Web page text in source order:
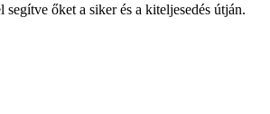
őket a siker és a kiteljesedés útján.